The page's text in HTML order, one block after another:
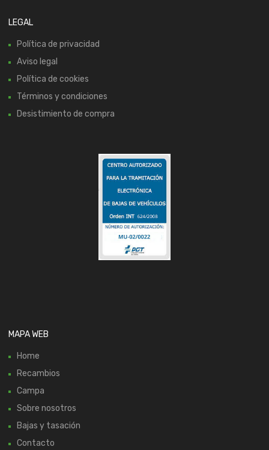
LEGAL
Política de privacidad
Aviso legal
Política de cookies
Términos y condiciones
Desistimiento de compra
MAPA WEB
Home
Recambios
Campa
Sobre nosotros
Bajas y tasación
Contacto